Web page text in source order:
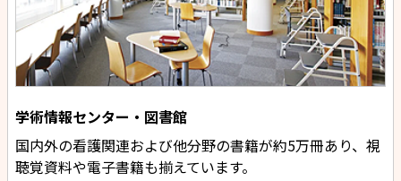
学術情報センター・図書館
国内外の看護関連および他分野の書籍が約5万冊あり、視
聴覚資料や電子書籍も揃えています。